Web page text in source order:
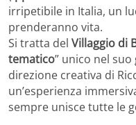
irripetibile in Italia, un
prenderanno vita.
Si tratta del Villaggio di
tematico” unico nel
direzione creativa di
un’esperienza
sempre unisce tutte le